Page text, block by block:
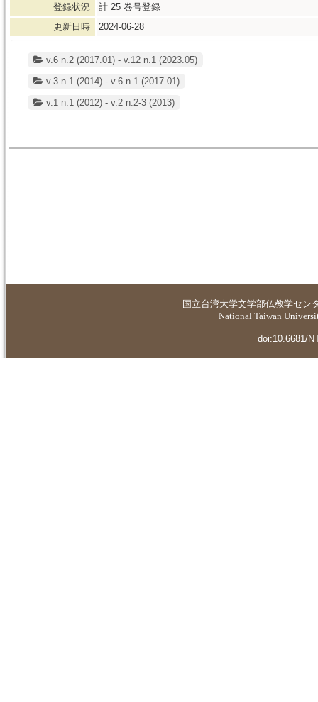
登録状況 計 25 巻号登録
更新日時
2024-06-28
v.6 n.2 (2017.01) - v.12 n.1 (2023.05)
v.3 n.1 (2014) - v.6 n.1 (2017.01)
v.1 n.1 (2012) - v.2 n.2-3 (2013)
国立台湾大学文学部仏教学セン
National Taiwan
doi:10.6681/